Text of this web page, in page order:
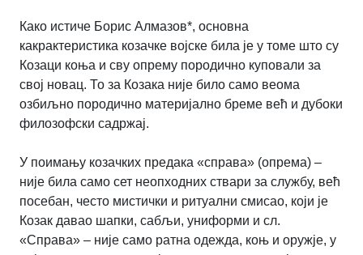
Како истиче Борис Алмазов*, основна
какрактеристика козачке војске била је у томе што су
Козаци коња и сву опрему породично куповали за
свој новац. То за Козака није било само веома
озбиљно породично материјално бреме већ и дубоки
филозофски садржај.
У поимању козачких предака «справа» (опрема) –
није била само сет неопходних ствари за службу, већ
посебан, често мистички и ритуални смисао, који је
Козак давао шапки, сабљи, униформи и сл.
«Справа» – није само ратна одежда, коњ и оружје, у